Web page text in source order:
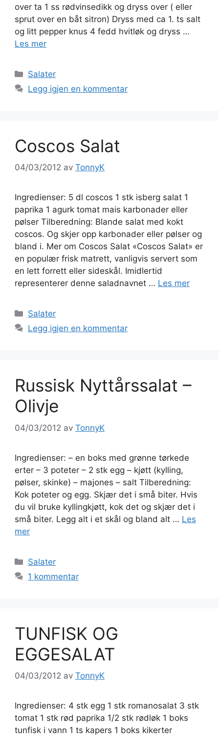
over ta 1 ss rødvinsedikk og dryss over ( eller
sprut over en båt sitron) Dryss med ca 1. ts salt
og litt pepper knus 4 fedd hvitløk og dryss …
Les mer
Kategorier
Salater
Legg igjen en kommentar
Coscos Salat
04/03/2012 av TonnyK
Ingredienser: 5 dl coscos 1 stk isberg salat 1
paprika 1 agurk tomat mais karbonader eller
pølser Tilberedning: Blande salat med kokt
coscos. Og skjer opp karbonader eller pølser og
bland i. Mer om Coscos Salat «Coscos Salat» er
en populær frisk matrett, vanligvis servert som
en lett forrett eller sideskål. Imidlertid
representerer denne saladnavnet … Les mer
Kategorier
Salater
Legg igjen en kommentar
Russisk Nyttårssalat –
Olivje
04/03/2012 av TonnyK
Ingredienser: – en boks med grønne tørkede
erter – 3 poteter – 2 stk egg – kjøtt (kylling,
pølser, skinke) – majones – salt Tilberedning:
Kok poteter og egg. Skjær det i små biter. Hvis
du vil bruke kyllingkjøtt, kok det og skjær det i
små biter. Legg alt i et skål og bland alt … Les
mer
Kategorier
Salater
1 kommentar
TUNFISK OG
EGGESALAT
04/03/2012 av TonnyK
Ingredienser: 4 stk egg 1 stk romanosalat 3 stk
tomat 1 stk rød paprika 1/2 stk rødløk 1 boks
tunfisk i vann 1 ts kapers 1 boks kikerter